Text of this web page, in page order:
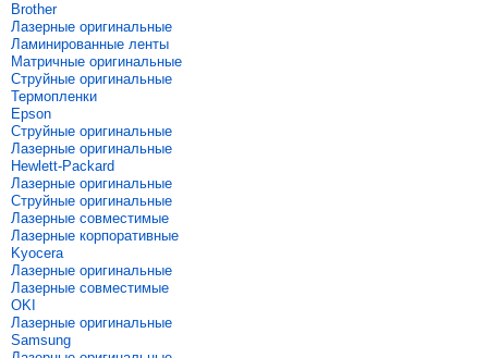
Brother
Лазерные оригинальные
Ламинированные ленты
Матричные оригинальные
Струйные оригинальные
Термопленки
Epson
Струйные оригинальные
Лазерные оригинальные
Hewlett-Packard
Лазерные оригинальные
Струйные оригинальные
Лазерные совместимые
Лазерные корпоративные
Kyocera
Лазерные оригинальные
Лазерные совместимые
OKI
Лазерные оригинальные
Samsung